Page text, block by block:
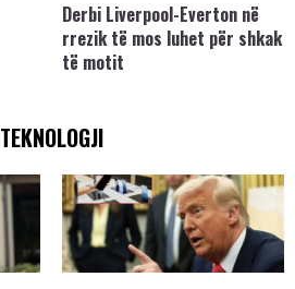
Derbi Liverpool-Everton në
rrezik të mos luhet për shkak
të motit
TEKNOLOGJI